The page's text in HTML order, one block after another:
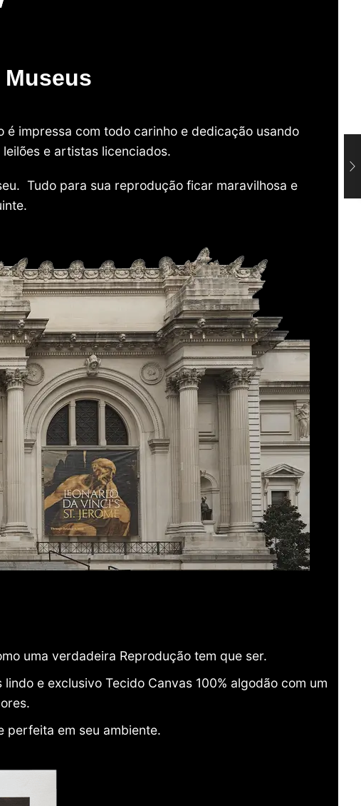
impressa com todo carinho e dedicação usando
e artistas licenciados.
Tudo para sua reprodução ficar maravilhosa e
uma verdadeira Reprodução tem que ser.
e exclusivo Tecido Canvas 100% algodão com um
perfeita em seu ambiente.